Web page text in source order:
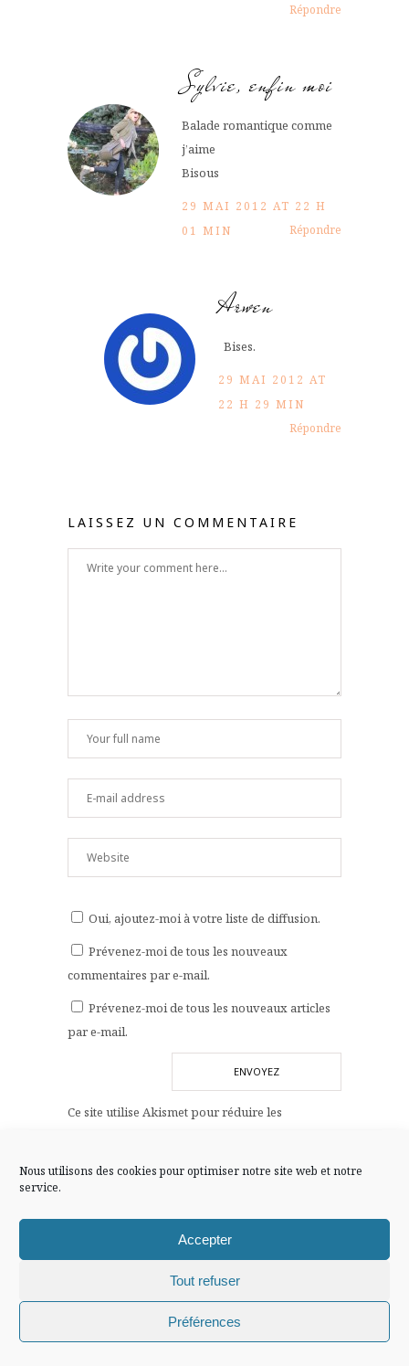
Nous utilisons des cookies pour optimiser notre site web et notre
service.
Accepter
Tout refuser
Préférences
Répondre
Sylvie, enfin moi
Balade romantique comme
j’aime
Bisous
29 MAI 2012 AT 22 H
01 MIN
Répondre
Arwen
Bises.
29 MAI 2012 AT
22 H 29 MIN
Répondre
LAISSEZ UN COMMENTAIRE
Oui, ajoutez-moi à votre liste de diffusion.
Prévenez-moi de tous les nouveaux
commentaires par e-mail.
Prévenez-moi de tous les nouveaux articles
par e-mail.
Ce site utilise Akismet pour réduire les
FLUX INSTA
Suivre sur Instagram
Mentions légales Confidentialité